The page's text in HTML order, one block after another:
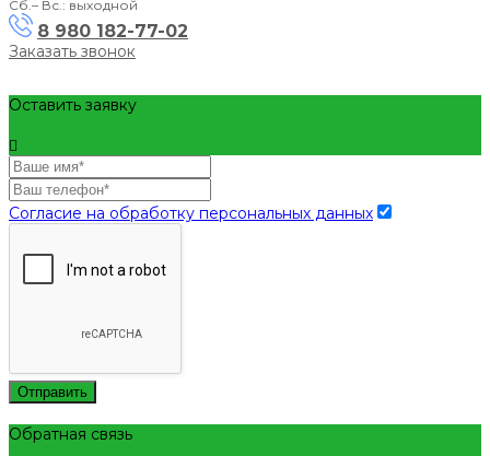
Сб.– Вс.: выходной
8 980 182-77-02
Заказать звонок
Оставить заявку
Согласие на обработку персональных данных
Отправить
Обратная связь